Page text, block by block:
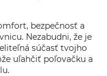
bezpečnosť a
Nezabudni, že je
súčasť tvojho
uľahčiť poľovačku a